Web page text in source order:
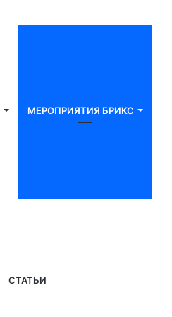
МЕРОПРИЯТИЯ БРИКС
СТАТЬИ